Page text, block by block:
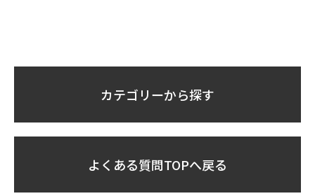
カテゴリーから探す
よくある質問TOPへ戻る